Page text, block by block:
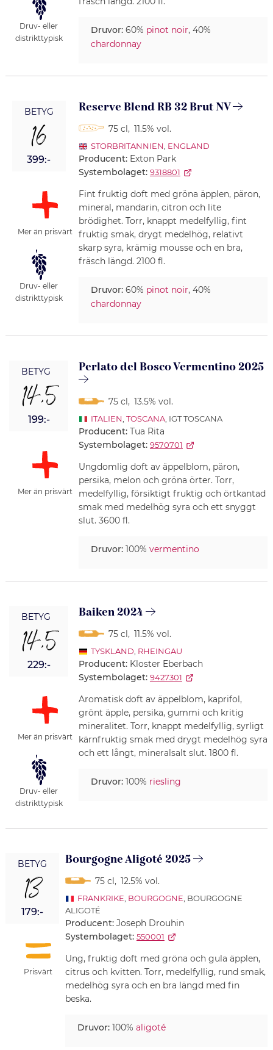
Druv- eller
distrikttypisk
Druvor:60% pinot noir, 40%
chardonnay
BETYG
16
399:-
Mer än prisvärt
Druv- eller
distrikttypisk
Reserve Blend RB 32 Brut NV
75 cl, 11.5% vol.
STORBRITANNIEN ENGLAND
Producent: Exton Park
Systembolaget: 9318801
Fint fruktig doft med gröna äpplen, päron,
mineral, mandarin, citron och lite
brödighet. Torr, knappt medelfyllig, fint
fruktig smak, drygt medelhög, relativt
skarp syra, krämig mousse och en bra,
fräsch längd. 2100 fl.
Druvor:60% pinot noir, 40%
chardonnay
BETYG
14,5
199:-
Mer än prisvärt
Perlato del Bosco Vermentino 2025
75 cl, 13.5% vol.
ITALIEN TOSCANA, IGT TOSCANA
Producent: Tua Rita
Systembolaget: 9570701
Ungdomlig doft av äppelblom, päron,
persika, melon och gröna örter. Torr,
medelfyllig, försiktigt fruktig och örtkantad
smak med medelhög syra och ett snyggt
slut. 3600 fl.
Druvor:100% vermentino
BETYG
14,5
229:-
Mer än prisvärt
Druv- eller
distrikttypisk
Baiken 2024
75 cl, 11.5% vol.
TYSKLAND RHEINGAU
Producent: Kloster Eberbach
Systembolaget: 9427301
Aromatisk doft av äppelblom, kaprifol,
grönt äpple, persika, gummi och kritig
mineralitet. Torr, knappt medelfyllig, syrligt
kärnfruktig smak med drygt medelhög syra
och ett långt, mineralsalt slut. 1800 fl.
Druvor:100% riesling
BETYG
13
179:-
Prisvärt
Bourgogne Aligoté 2025
75 cl, 12.5% vol.
FRANKRIKE, BOURGOGNE, BOURGOGNE
ALIGOTÉ
Producent: Joseph Drouhin
Systembolaget: 550001
Ung, fruktig doft med gröna och gula äpplen,
citrus och kvitten. Torr, medelfyllig, rund smak,
medelhög syra och en bra längd med fin
beska.
Druvor:100% aligoté